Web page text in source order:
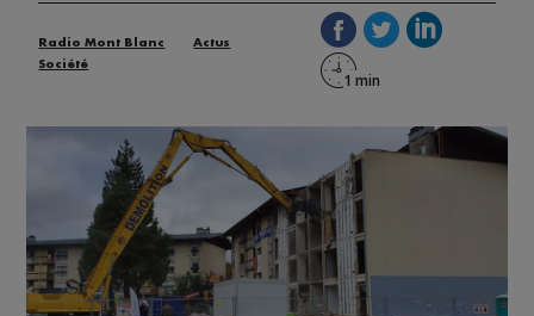
Radio Mont Blanc
Actus
Société